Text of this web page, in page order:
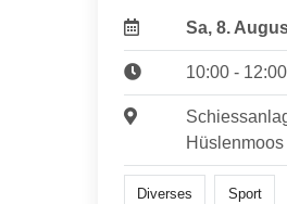
Sa, 8.
10:00 -
Diverses Sport